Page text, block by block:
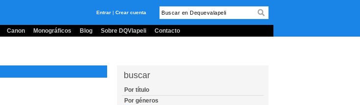
Entrar | Crear cuenta
Canon Monográficos Blog Sobre DQVlapeli Contacto
buscar
Por título
Por géneros